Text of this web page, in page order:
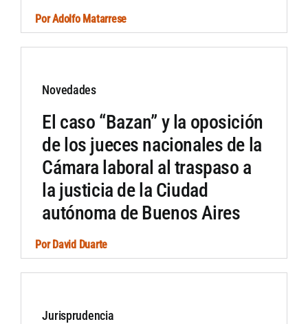
PorAdolfo Matarrese
Novedades
El caso “Bazan” y la oposición
de los jueces nacionales de la
Cámara laboral al traspaso a
la justicia de la Ciudad
autónoma de Buenos Aires
Por David Duarte
Jurisprudencia